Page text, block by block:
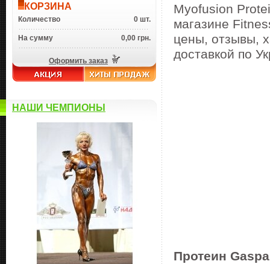
КОРЗИНА
Количество 0 шт.
На сумму 0,00 грн.
Оформить заказ
НАШИ ЧЕМПИОНЫ
Myofusion
магазине
цены, отзывы,
доставкой по
Протеин